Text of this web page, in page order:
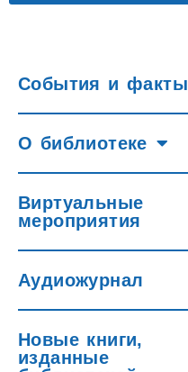
События и факты
О библиотеке
Виртуальные
мероприятия
Аудиожурнал
Новые книги,
изданные